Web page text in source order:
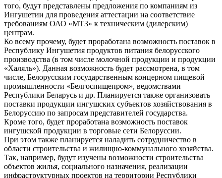
того, будут представлены предложения по компаниям из
Ингушетии для проведения аттестации на соответствие
требованиям ОАО «МТ3» к техническим (дилерским)
центрам.
Ко всему прочему, будет проработана возможность поставок в
Республику Ингушетия продуктов питания белорусского
производства (в том числе молочной продукции и продукции
«Халяль»). Данная возможность будет рассмотрена, в том
числе, Белорусским государственным концерном пищевой
промышленности «Белгоспищепром», ведомствами
Республики Беларусь и др. Планируется также организовать
поставки продукции ингушских субъектов хозяйствования в
Белоруссию по запросам представителей государства.
Кроме того, будет проработана возможность поставок
ингушской продукции в торговые сети Белоруссии.
При этом также планируется наладить сотрудничество в
области строительства и жилищно-коммунального хозяйства.
Так, например, будут изучены возможности строительства
объектов жилья, социального назначения, реализации
инфраструктурных проектов на территории Республики